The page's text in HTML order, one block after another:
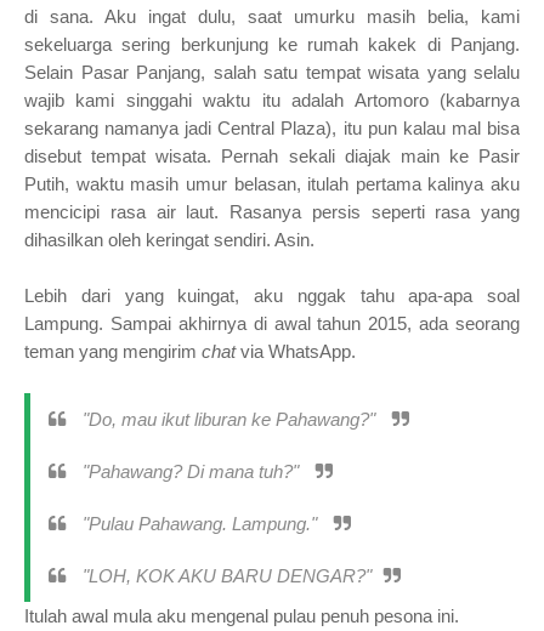
di sana. Aku ingat dulu, saat umurku masih belia, kami
sekeluarga sering berkunjung ke rumah kakek di Panjang.
Selain Pasar Panjang, salah satu tempat wisata yang selalu
wajib kami singgahi waktu itu adalah Artomoro (kabarnya
sekarang namanya jadi Central Plaza), itu pun kalau mal bisa
disebut tempat wisata. Pernah sekali diajak main ke Pasir
Putih, waktu masih umur belasan, itulah pertama kalinya aku
mencicipi rasa air laut. Rasanya persis seperti rasa yang
dihasilkan oleh keringat sendiri. Asin.
Lebih dari yang kuingat, aku nggak tahu apa-apa soal
Lampung. Sampai akhirnya di awal tahun 2015, ada seorang
teman yang mengirim chatvia WhatsApp.
"Do, mau ikut liburan ke Pahawang?"
"Pahawang? Di mana tuh?"
"Pulau Pahawang. Lampung."
"LOH, KOK AKU BARU DENGAR?"
Itulah awal mula aku mengenal pulau penuh pesona ini.